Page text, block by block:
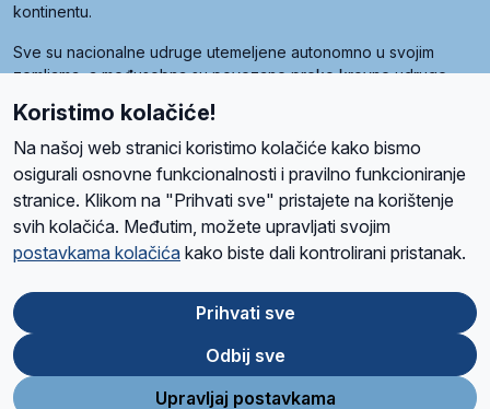
kontinentu.
Sve su nacionalne udruge utemeljene autonomno u svojim
zemljama, a međusobna su povezane preko krovne udruge
Radio Maria). Svjetsku obitelj utemeljilo je sedam članica, među
kojima je i hrvatska Udruga Radio Marija.
O namaRadio ProgramVolonteriPrijateljiKontaktPravila privatnosti
Ova stranica je zaštićena Google reCAPTCHA sustavom
Store
Google
Play
Koristimo kolačiće!
Na našoj web stranici koristimo kolačiće kako bismo
osigurali osnovne funkcionalnosti i pravilno funkcioniranje
stranice. Klikom na "Prihvati sve" pristajete na korištenje
svih kolačića. Međutim, možete upravljati svojim
postavkama kolačića kako biste dali kontrolirani pristanak.
Prihvati sve
Odbij sve
Upravljaj postavkama